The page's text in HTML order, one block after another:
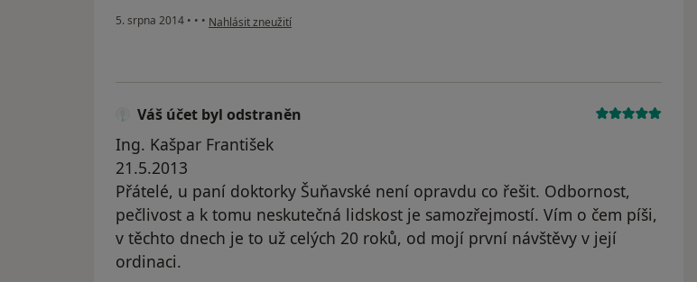
5. srpna 2014 • • • podle názoru uživatele Váš účet byl odstraněn
Nahlásit zneužití
Váš účet byl odstraněn
Ing. Kašpar František
21.5.2013
Přátelé, u paní doktorky Šuňavské není opravdu co řešit. Odbornost,
pečlivost a k tomu neskutečná lidskost je samozřejmostí. Vím o čem píši,
v těchto dnech je to už celých 20 roků, od mojí první návštěvy v její
ordinaci.